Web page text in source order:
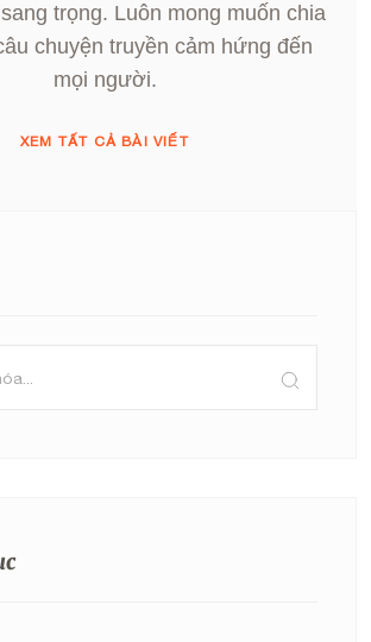
trọng. Luôn mong muốn chia
chuyện truyền cảm hứng đến
mọi người.
XEM TẤT CẢ BÀI VIẾT